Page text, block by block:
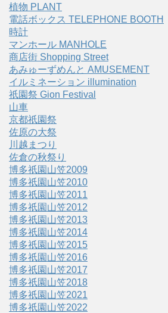
植物 PLANT
電話ボックス TELEPHONE BOOTH
時計
マンホール MANHOLE
商店街 Shopping Street
あみゅーずめんと AMUSEMENT
イルミネーション illumination
祇園祭 Gion Festival
山車
京都祇園祭
佐原の大祭
川越まつり
佐倉の秋祭り
博多祇園山笠2009
博多祇園山笠2010
博多祇園山笠2011
博多祇園山笠2012
博多祇園山笠2013
博多祇園山笠2014
博多祇園山笠2015
博多祇園山笠2016
博多祇園山笠2017
博多祇園山笠2018
博多祇園山笠2021
博多祇園山笠2022